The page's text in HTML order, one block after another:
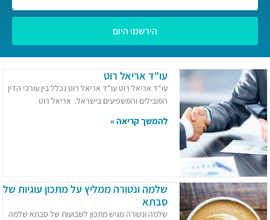
הירשמו היום
עו"ד אריאל רוט
עו“ד אריאל רוט עו"ד אריאל רוט נכלל בין עורכי הדין
המובילים והמשפיעים בישראל. אריאל רוט
להמשך קריאה »
שלמה ונטורה ממליץ על מתכון עוגיות של
סבתא
שלמה ונטורה מגיש מתכון לשבועות של סבתא שלמה